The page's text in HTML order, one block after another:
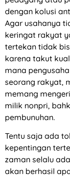
dengan kolusi
Agar usahanya
keringat rakyat
tertekan tidak
karena takut
mana
seorang rakyat,
memang
milik nonpri,
pembunuhan.
Tentu saja ada
kepentingan
zaman selalu
akan berhasil